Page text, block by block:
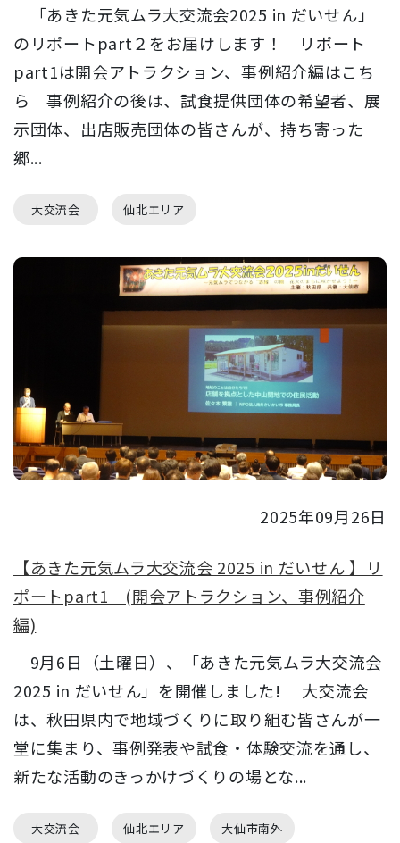
「あきた元気ムラ大交流会2025 in だいせん」
のリポートpart２をお届けします！ リポート
part1は開会アトラクション、事例紹介編はこち
ら 事例紹介の後は、試食提供団体の希望者、展
示団体、出店販売団体の皆さんが、持ち寄った
郷...
大交流会 仙北エリア
2025年09月26日
【あきた元気ムラ大交流会 2025 in だいせん 】リ
ポートpart1 (開会アトラクション、事例紹介
編)
9月6日（土曜日）、「あきた元気ムラ大交流会
2025 in だいせん」を開催しました! 大交流会
は、秋田県内で地域づくりに取り組む皆さんが一
堂に集まり、事例発表や試食・体験交流を通し、
新たな活動のきっかけづくりの場とな...
大交流会 仙北エリア 大仙市南外